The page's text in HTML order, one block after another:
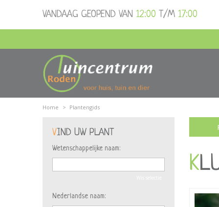
Home > Plantengids
VANDAAG GEOPEND VAN 12:00 T/M 17:00
VIND UW PLANT
Wetenschappelijke naam:
Nederlandse naam: